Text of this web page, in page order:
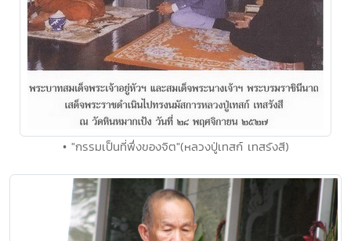
• "กรรมเป็นที่พึ่งของจิต"(หลวงปู่เทสก์ เทสรังสี)